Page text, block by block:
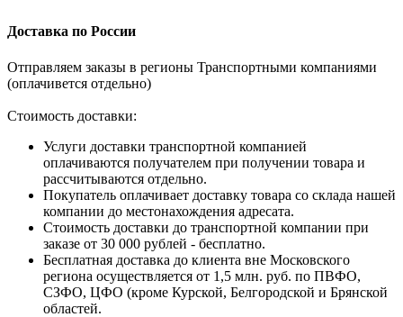
Доставка по России
Отправляем заказы в регионы Транспортными компаниями
(оплачивется отдельно)
Стоимость доставки:
Услуги доставки транспортной компанией
оплачиваются получателем при получении товара и
рассчитываются отдельно.
Покупатель оплачивает доставку товара со склада нашей
компании до местонахождения адресата.
Стоимость доставки до транспортной компании при
заказе от 30 000 рублей - бесплатно.
Бесплатная доставка до клиента вне Московского
региона осуществляется от 1,5 млн. руб. по ПВФО,
СЗФО, ЦФО (кроме Курской, Белгородской и Брянской
областей.